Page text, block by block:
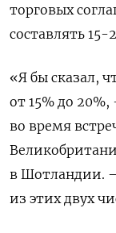
торговых
составлять 15-
«Я бы сказал,
от 15% до
во время
в Шотландии.
из этих двух